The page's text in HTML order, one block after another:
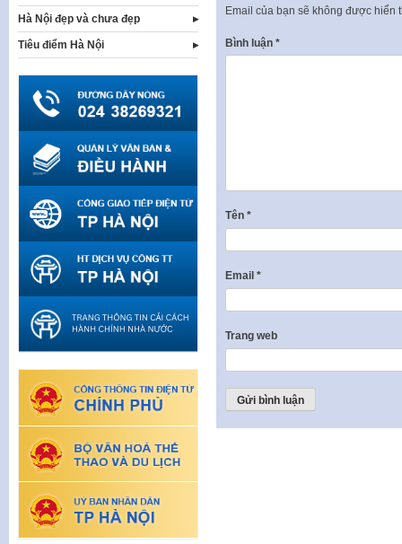
Email của bạn sẽ không được hiển
Bình luận *
Tên *
Email *
Trang web
Hà Nội đẹp và chưa đẹp
Tiêu điểm Hà Nội